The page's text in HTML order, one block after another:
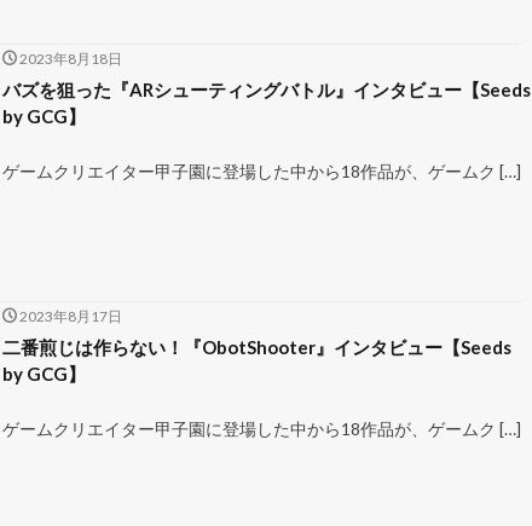
2023年8月18日
バズを狙った『ARシューティングバトル』インタビュー【Seeds
by GCG】
ゲームクリエイター甲子園に登場した中から18作品が、ゲームク […]
2023年8月17日
二番煎じは作らない！『ObotShooter』インタビュー【Seeds
by GCG】
ゲームクリエイター甲子園に登場した中から18作品が、ゲームク […]